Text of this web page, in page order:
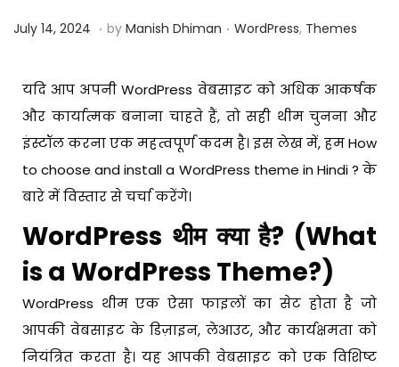
Posted on
July 14, 2024 J
a
r
y
1
1
,
2
2
6
. by Manish Dhiman . Posted in
WordPress, Themes
यदि आप अपनी WordPress वेबसाइट को अधिक आकर्षक
और कार्यात्मक बनाना चाहते हैं, तो सही थीम चुनना और
इंस्टॉल करना एक महत्वपूर्ण कदम है। इस लेख में, हम How
to choose and install a WordPress theme in Hindi ? के
बारे में विस्तार से चर्चा करेंगे।
WordPress थीम क्या है? (What
is a WordPress Theme?)
WordPress थीम एक ऐसा फाइलों का सेट होता है जो
आपकी वेबसाइट के डिज़ाइन, लेआउट, और कार्यक्षमता को
नियंत्रित करता है। यह आपकी वेबसाइट को एक विशिष्ट